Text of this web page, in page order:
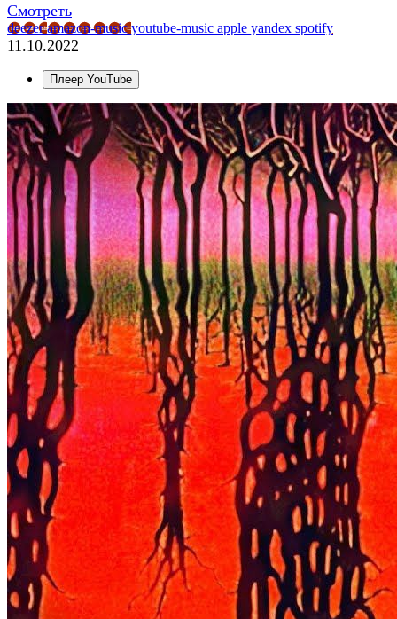
Смотреть
deezeramazon-musicyoutube-music apple yandex spotify
11.10.2022
Плеер YouTube